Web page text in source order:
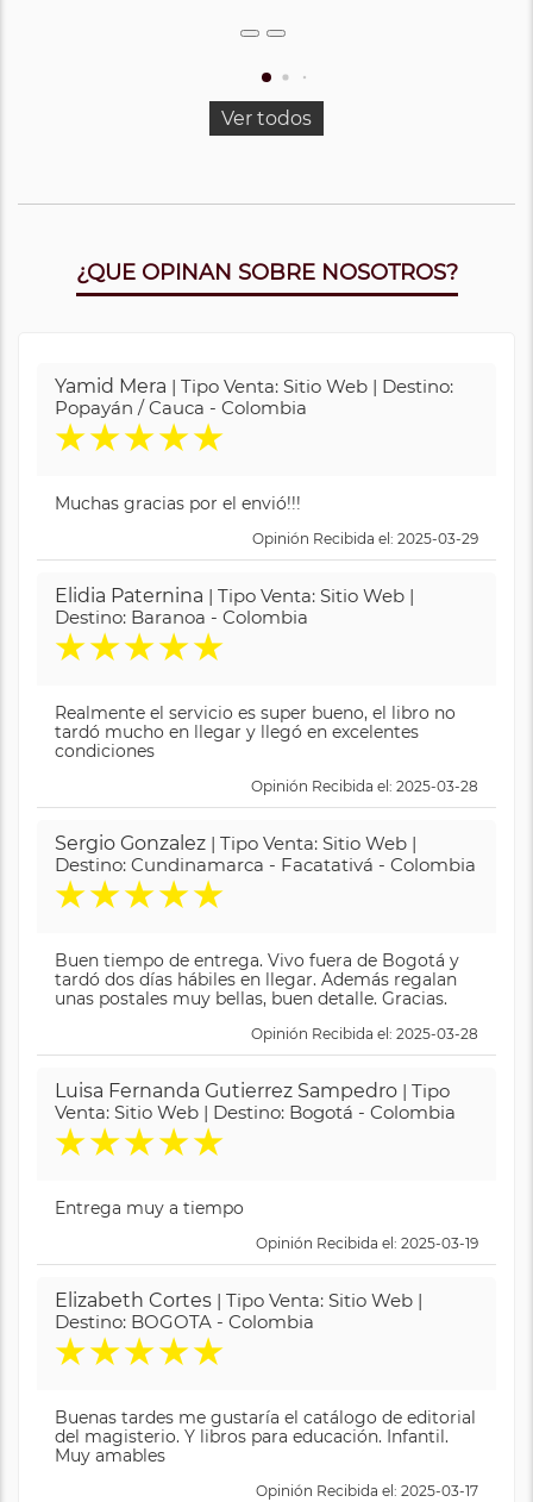
Ver todos
¿QUE OPINAN SOBRE NOSOTROS?
Yamid Mera | Tipo Venta: Sitio Web | Destino:
Popayán / Cauca - Colombia
★★★★★
Muchas gracias por el envió!!!
Opinión Recibida el: 2025-03-29
Elidia Paternina | Tipo Venta: Sitio Web |
Destino: Baranoa - Colombia
★★★★★
Realmente el servicio es super bueno, el libro no
tardó mucho en llegar y llegó en excelentes
condiciones
Opinión Recibida el: 2025-03-28
Sergio Gonzalez | Tipo Venta: Sitio Web |
Destino: Cundinamarca - Facatativá - Colombia
★★★★★
Buen tiempo de entrega. Vivo fuera de Bogotá y
tardó dos días hábiles en llegar. Además regalan
unas postales muy bellas, buen detalle. Gracias.
Opinión Recibida el: 2025-03-28
Luisa Fernanda Gutierrez Sampedro | Tipo
Venta: Sitio Web | Destino: Bogotá - Colombia
★★★★★
Entrega muy a tiempo
Opinión Recibida el: 2025-03-19
Elizabeth Cortes | Tipo Venta: Sitio Web |
Destino: BOGOTA - Colombia
★★★★★
Buenas tardes me gustaría el catálogo de editorial
del magisterio. Y libros para educación. Infantil.
Muy amables
Opinión Recibida el: 2025-03-17